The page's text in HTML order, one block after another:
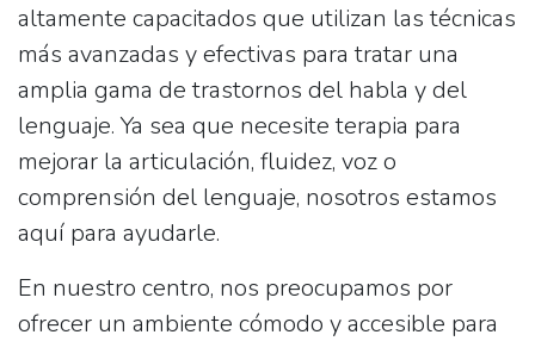
altamente capacitados que utilizan las técnicas
más avanzadas y efectivas para tratar una
amplia gama de trastornos del habla y del
lenguaje. Ya sea que necesite terapia para
mejorar la articulación, fluidez, voz o
comprensión del lenguaje, nosotros estamos
aquí para ayudarle.
En nuestro centro, nos preocupamos por
ofrecer un ambiente cómodo y accesible para